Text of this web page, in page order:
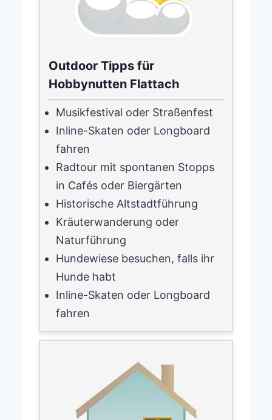
Outdoor Tipps für
Hobbynutten Flattach
Musikfestival oder Straßenfest
Inline-Skaten oder Longboard
fahren
Radtour mit spontanen Stopps
in Cafés oder Biergärten
Historische Altstadtführung
Kräuterwanderung oder
Naturführung
Hundewiese besuchen, falls ihr
Hunde habt
Inline-Skaten oder Longboard
fahren